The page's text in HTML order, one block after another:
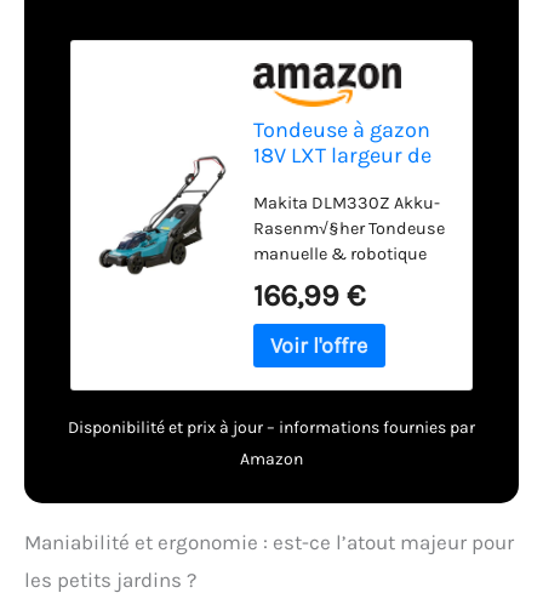
Tondeuse à gazon
18V LXT largeur de
- MAKITA DLM330Z
Makita DLM330Z Akku-
Rasenm√§her Tondeuse
manuelle & robotique
166,99 €
Disponibilité et prix à jour – informations fournies par
Amazon
Maniabilité et ergonomie : est-ce l’atout majeur pour
les petits jardins ?